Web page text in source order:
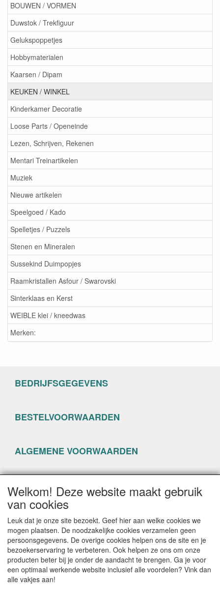
BOUWEN / VORMEN
Duwstok / Trekfiguur
Gelukspoppetjes
Hobbymaterialen
Kaarsen / Dipam
KEUKEN / WINKEL
Kinderkamer Decoratie
Loose Parts / Openeinde
Lezen, Schrijven, Rekenen
Mentari Treinartikelen
Muziek
Nieuwe artikelen
Speelgoed / Kado
Spelletjes / Puzzels
Stenen en Mineralen
Sussekind Duimpopjes
Raamkristallen Asfour / Swarovski
Sinterklaas en Kerst
WEIBLE klei / kneedwas
Merken:
BEDRIJFSGEGEVENS
BESTELVOORWAARDEN
ALGEMENE VOORWAARDEN
PRIVACYVERKLARING
CONTACTGEGEVENS
www.happyseven.nl
Hogenhof 13-15
3861 CG Nijkerk
Welkom! Deze website maakt gebruik
van cookies
Leuk dat je onze site bezoekt. Geef hier aan welke cookies we
mogen plaatsen. De noodzakelijke cookies verzamelen geen
persoonsgegevens. De overige cookies helpen ons de site en je
bezoekerservaring te verbeteren. Ook helpen ze ons om onze
producten beter bij je onder de aandacht te brengen. Ga je voor
een optimaal werkende website inclusief alle voordelen? Vink dan
alle vakjes aan!